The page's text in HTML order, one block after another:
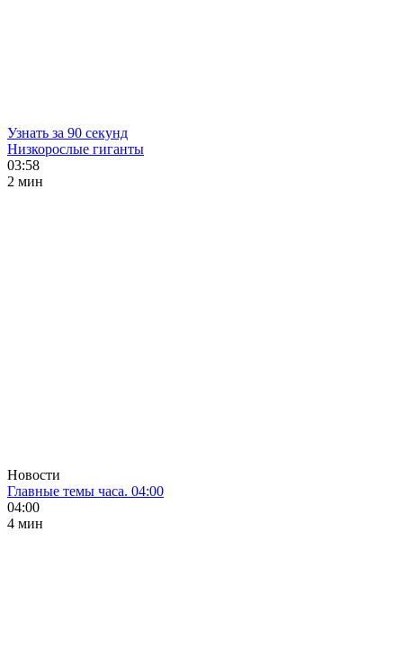
Узнать за 90 секунд
Низкорослые гиганты
03:58
2 мин
Новости
Главные темы часа. 04:00
04:00
4 мин